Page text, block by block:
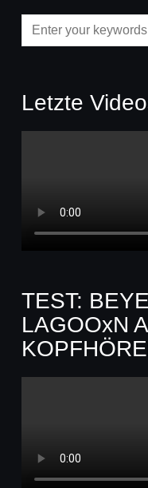
Letzte
TEST:
LAGOOxN